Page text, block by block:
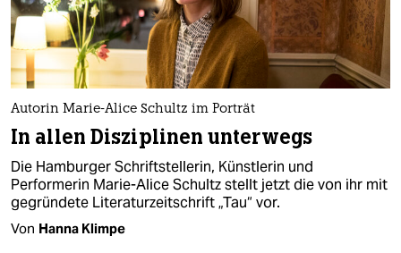
Autorin Marie-Alice Schultz im Porträt
In allen Disziplinen unterwegs
Die Hamburger Schriftstellerin, Künstlerin und
Performerin Marie-Alice Schultz stellt jetzt die von ihr mit
gegründete Literaturzeitschrift „Tau“ vor.
Von Hanna Klimpe